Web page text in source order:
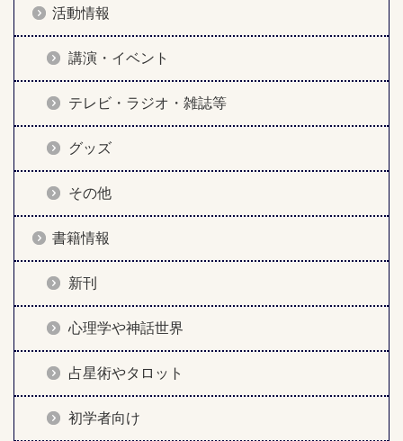
活動情報
講演・イベント
テレビ・ラジオ・雑誌等
グッズ
その他
書籍情報
新刊
心理学や神話世界
占星術やタロット
初学者向け